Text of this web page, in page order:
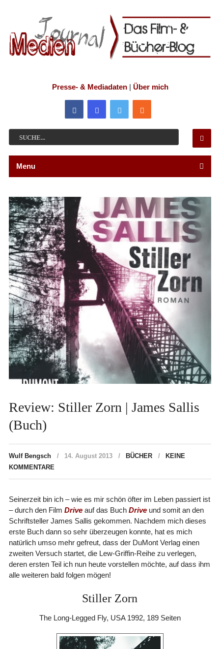
Presse- & Mediadaten| Über mich
Menu
Review: Stiller Zorn | James Sallis
(Buch)
Wulf Bengsch 14. August 2013 BÜCHER
KEINE
KOMMENTARE
Seinerzeit bin ich – wie es mir schön öfter im Leben passiert ist
– durch den Film Driveauf das Buch Driveund somit an den
Schriftsteller James Sallis gekommen. Nachdem mich dieses
erste Buch dann so sehr überzeugen konnte, hat es mich
natürlich umso mehr gefreut, dass der DuMont Verlag einen
zweiten Versuch startet, die Lew-Griffin-Reihe zu verlegen,
deren ersten Teil ich nun heute vorstellen möchte, auf dass ihm
alle weiteren bald folgen mögen!
Stiller Zorn
The Long-Legged Fly, USA 1992, 189 Seiten